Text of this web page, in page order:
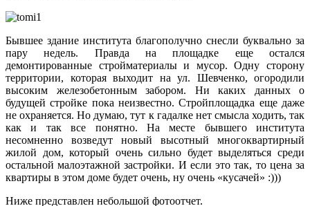
Бывшее здание института благополучно снесли буквально за
пару недель. Правда на площадке еще остался
демонтированные стройматериалы и мусор. Одну сторону
территории, которая выходит на ул. Шевченко, огородили
высоким железобетонным забором. Ни каких данных о
будущей стройке пока неизвестно. Стройплощадка еще даже
не охраняется. Но думаю, тут к гадалке нет смысла ходить, так
как и так все понятно. На месте бывшего института
несомненно возведут новый высотный многоквартирный
жилой дом, который очень сильно будет выделяться среди
остальной малоэтажной застройки. И если это так, то цена за
квартиры в этом доме будет очень, ну очень «кусачей» :)))
Ниже представлен небольшой фотоотчет.